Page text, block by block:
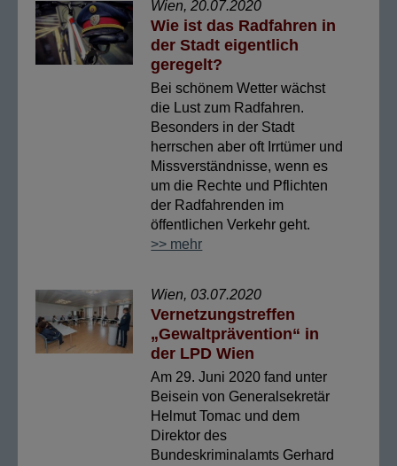
Wien, 20.07.2020
Wie ist das Radfahren in
der Stadt eigentlich
geregelt?
Bei schönem Wetter wächst
die Lust zum Radfahren.
Besonders in der Stadt
herrschen aber oft Irrtümer und
Missverständnisse, wenn es
um die Rechte und Pflichten
der Radfahrenden im
öffentlichen Verkehr geht.
>> mehr
Wien, 03.07.2020
Vernetzungstreffen
„Gewaltprävention“ in
der LPD Wien
Am 29. Juni 2020 fand unter
Beisein von Generalsekretär
Helmut Tomac und dem
Direktor des
Bundeskriminalamts Gerhard